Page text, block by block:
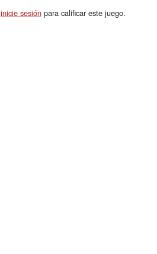
inicie sesiónpara calificar este juego.